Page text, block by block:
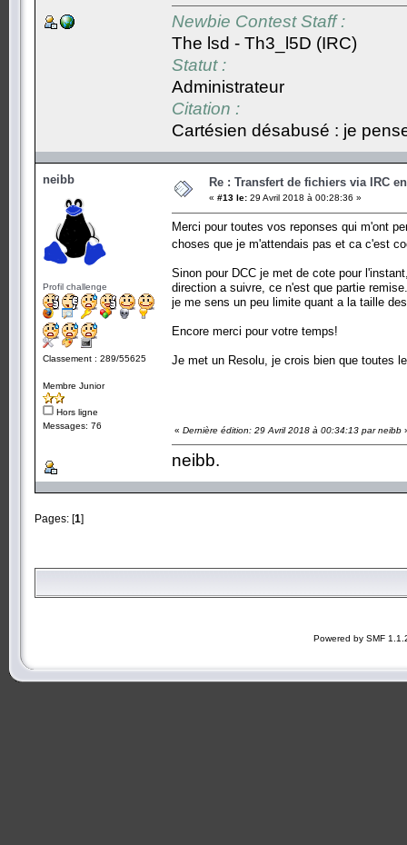
Newbie Contest Staff :
The lsd - Th3_l5D (IRC)
Statut :
Administrateur
Citation :
Cartésien désabusé : je
neibb
Profil challenge
Classement : 289/55625
Membre Junior
Hors ligne
Messages: 76
Re : Transfert de fichiers via IRC
« #13 le: 29 Avril 2018 à 00:28:36 »
Merci pour toutes vos reponses qui m'ont
choses que je m'attendais pas et ca c'est
Sinon pour DCC je met de cote pour
direction a suivre, ce n'est que partie
je me sens un peu limite quant a la taille
Encore merci pour votre temps!
Je met un Resolu, je crois bien que toutes
« Dernière édition: 29 Avril 2018 à 00:34:13 par neibb
neibb.
Pages: [1]
Powered by SMF